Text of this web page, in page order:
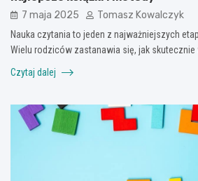
7 maja 2025 Tomasz Kowalczyk
Nauka czytania to jeden z najważniejszych
Wielu rodziców zastanawia się, jak skutecznie
Czytaj dalej